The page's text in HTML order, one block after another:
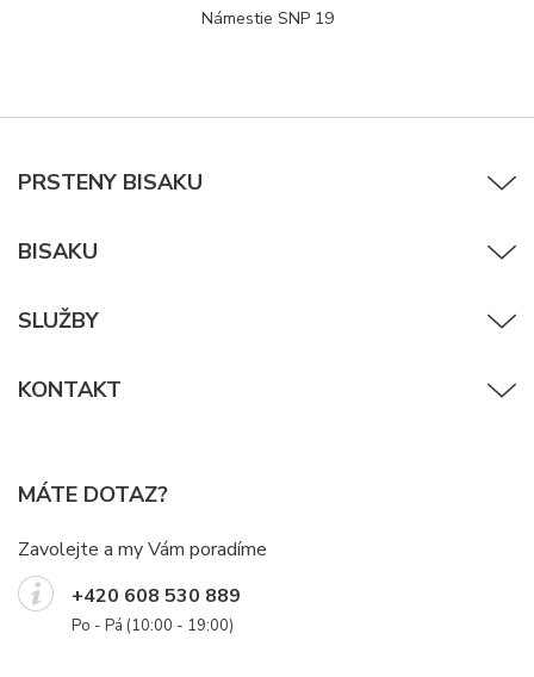
Námestie SNP 19
PRSTENY BISAKU
BISAKU
SLUŽBY
KONTAKT
MÁTE DOTAZ?
Zavolejte a my Vám poradíme
+420 608 530 889
Po - Pá (10:00 - 19:00)